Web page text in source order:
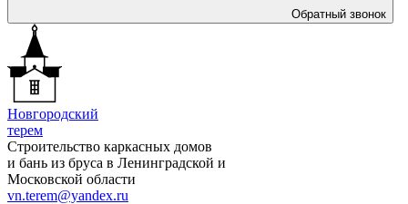
Обратный звонок
Новгородский
терем
Строительство каркасных домов
и бань из бруса в Ленинградской и
Московской области
vn.terem@yandex.ru